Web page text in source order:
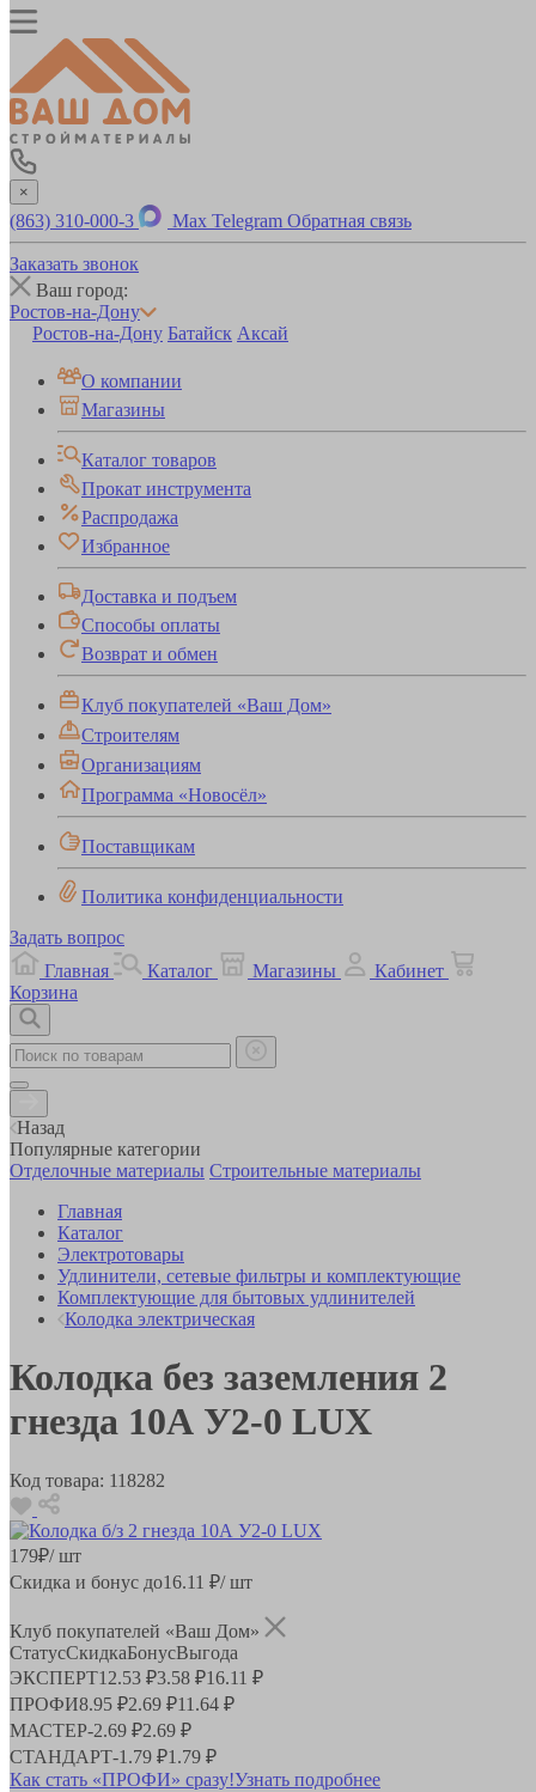
×
(863) 310-000-3 Max Telegram Обратная связь
Заказать звонок
Ваш город:
Ростов-на-Дону
Ростов-на-Дону Батайск Аксай
О компании
Магазины
Каталог товаров
Прокат инструмента
Распродажа
Избранное
Доставка и подъем
Способы оплаты
Возврат и обмен
Клуб покупателей «Ваш Дом»
Строителям
Организациям
Программа «Новосёл»
Поставщикам
Политика конфиденциальности
Задать вопрос
Главная
Каталог Магазины
Кабинет
Корзина
Назад
Популярные категории
Отделочные материалы Строительные материалы
Главная
Каталог
Электротовары
Удлинители, сетевые фильтры и комплектующие
Комплектующие для бытовых удлинителей
Колодка электрическая
Колодка без заземления 2
гнезда 10А У2-0 LUX
Код товара: 118282
179₽/ шт
Скидка и бонус до16.11 ₽/ шт
Клуб покупателей «Ваш Дом»
СтатусСкидкаБонусВыгода
ЭКСПЕРТ12.53 ₽3.58 ₽16.11 ₽
ПРОФИ8.95 ₽2.69 ₽11.64 ₽
МАСТЕР-2.69 ₽2.69 ₽
СТАНДАРТ-1.79 ₽1.79 ₽
Как стать «ПРОФИ» сразу!Узнать подробнее